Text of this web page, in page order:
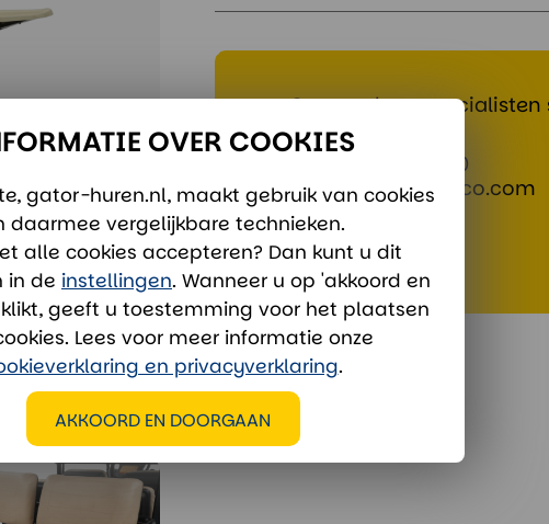
Onze
+31 343 473700
verhuur@divaco.com
Whatsapp
Nu open
OVER COOKIES
gator-huren.nl, maakt gebruik van cookies
daarmee vergelijkbare technieken.
alle cookies accepteren? Dan kunt u dit
in de instellingen. Wanneer u op 'akkoord en
geeft u toestemming voor het plaatsen
Lees voor meer informatie onze
en privacyverklaring.
AKKOORD EN DOORGAAN